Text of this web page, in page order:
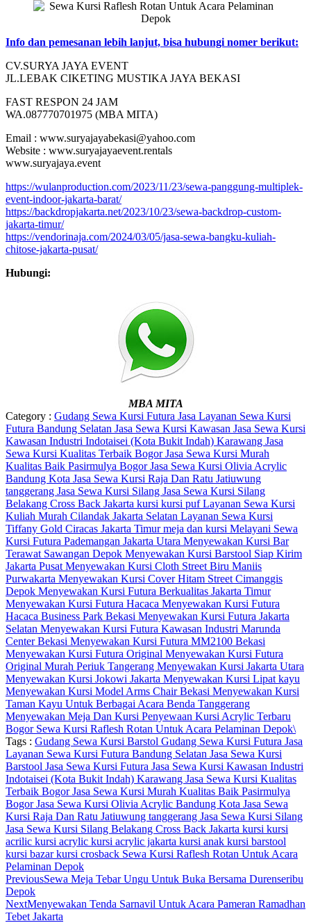
Info dan pemesanan lebih lanjut, bisa hubungi nomer berikut:
CV.SURYA JAYA EVENT
JL.LEBAK CIKETING MUSTIKA JAYA BEKASI
FAST RESPON 24 JAM
WA.087770701975 (MBA MITA)
Email : www.suryajayabekasi@yahoo.com
Website : www.suryajayaevent.rentals
www.suryajaya.event
https://wulanproduction.com/2023/11/23/sewa-panggung-multiplek-
event-indoor-jakarta-barat/
https://backdropjakarta.net/2023/10/23/sewa-backdrop-custom-
jakarta-timur/
https://vendorinaja.com/2024/03/05/jasa-sewa-bangku-kuliah-
chitose-jakarta-pusat/
Hubungi:
MBA MITA
Category : Gudang Sewa Kursi Futura Jasa Layanan Sewa Kursi
Futura Bandung Selatan Jasa Sewa Kursi Kawasan Jasa Sewa Kursi
Kawasan Industri Indotaisei (Kota Bukit Indah) Karawang Jasa
Sewa Kursi Kualitas Terbaik BogorJasa Sewa Kursi Murah
Kualitas Baik Pasirmulya BogorJasa Sewa Kursi Olivia Acrylic
Bandung Kota Jasa Sewa Kursi Raja Dan Ratu Jatiuwung
tanggerang Jasa Sewa Kursi Silang Jasa Sewa Kursi Silang
Belakang Cross Back Jakarta kursi kursi pufLayanan Sewa Kursi
Kuliah Murah Cilandak Jakarta Selatan Layanan Sewa Kursi
Tiffany Gold Ciracas Jakarta Timurmeja dan kursi Melayani Sewa
Kursi Futura Pademangan Jakarta Utara Menyewakan Kursi Bar
Terawat Sawangan Depok Menyewakan Kursi Barstool Siap Kirim
Jakarta Pusat Menyewakan Kursi Cloth Street Biru Maniis
Purwakarta Menyewakan Kursi Cover Hitam Street Cimanggis
Depok Menyewakan Kursi Futura Berkualitas Jakarta Timur
Menyewakan Kursi Futura Hacaca Menyewakan Kursi Futura
Hacaca Business Park Bekasi Menyewakan Kursi Futura Jakarta
Selatan Menyewakan Kursi Futura Kawasan Industri Marunda
Center Bekasi Menyewakan Kursi Futura MM2100 Bekasi
Menyewakan Kursi Futura Original Menyewakan Kursi Futura
Original Murah Periuk Tangerang Menyewakan Kursi Jakarta Utara
Menyewakan Kursi Jokowi Jakarta Menyewakan Kursi Lipat kayu
Menyewakan Kursi Model Arms Chair Bekasi Menyewakan Kursi
Taman Kayu Untuk Berbagai Acara Benda Tanggerang
Menyewakan Meja Dan Kursi Penyewaan Kursi Acrylic Terbaru
Bogor Sewa Kursi Raflesh Rotan Untuk Acara Pelaminan Depok\
Tags : Gudang Sewa Kursi Barstol Gudang Sewa Kursi Futura Jasa
Layanan Sewa Kursi Futura Bandung Selatan Jasa Sewa Kursi
Barstool Jasa Sewa Kursi Futura Jasa Sewa Kursi Kawasan Industri
Indotaisei (Kota Bukit Indah) Karawang Jasa Sewa Kursi Kualitas
Terbaik BogorJasa Sewa Kursi Murah Kualitas Baik Pasirmulya
BogorJasa Sewa Kursi Olivia Acrylic Bandung Kota Jasa Sewa
Kursi Raja Dan Ratu Jatiuwung tanggerang Jasa Sewa Kursi Silang
Jasa Sewa Kursi Silang Belakang Cross Back Jakarta kursi kursi
acrilic kursi acrylic kursi acrylic jakarta kursi anak kursi barstool
kursi bazarkursi crosback Sewa Kursi Raflesh Rotan Untuk Acara
Pelaminan Depok
PreviousSewa Meja Tebar Ungu Untuk Buka Bersama Durenseribu
Depok
NextMenyewakan Tenda Sarnavil Untuk Acara Pameran Ramadhan
Tebet Jakarta